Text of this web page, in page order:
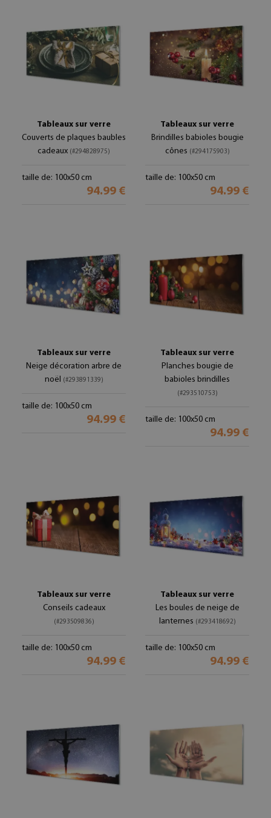
Tableaux sur verre
Couverts de plaques baubles
cadeaux (#294828975)
taille de: 100x50 cm
94.99 €
Tableaux sur verre
Brindilles babioles bougie
cônes (#294175903)
taille de: 100x50 cm
94.99 €
Tableaux sur verre
Neige décoration arbre de
noël (#293891339)
taille de: 100x50 cm
94.99 €
Tableaux sur verre
Planches bougie de
babioles brindilles
(#293510753)
taille de: 100x50 cm
94.99 €
Tableaux sur verre
Conseils cadeaux
(#293509836)
taille de: 100x50 cm
94.99 €
Tableaux sur verre
Les boules de neige de
lanternes (#293418692)
taille de: 100x50 cm
94.99 €